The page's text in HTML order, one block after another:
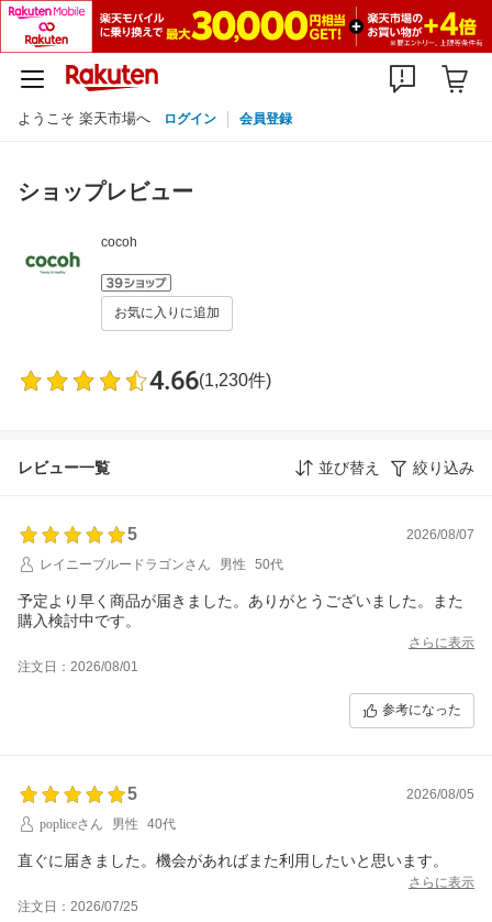
ようこそ 楽天市場へ ログイン 会員登録
ショップレビュー
cocoh
お気に入りに追加
4.66(1,230件)
レビュー一覧 並び替え 絞り込み
5
2026/08/07
レイニーブルードラゴンさん
男性 50代
予定より早く商品が届きました。ありがとうございました。また
購入検討中です。
さらに表示
注文日：2026/08/01
参考になった
5
2026/08/05
popliceさん
男性 40代
直ぐに届きました。機会があればまた利用したいと思います。
さらに表示
注文日：2026/07/25